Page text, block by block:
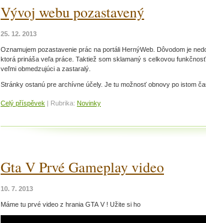
Vývoj webu pozastavený
25. 12. 2013
Oznamujem pozastavenie prác na portáli HernýWeb. Dôvodom je
ktorá prináša veľa práce. Taktiež som sklamaný s celkovou
veľmi obmedzujúci a zastaralý.
Stránky ostanú pre archívne účely. Je tu možnosť obnovy po istom
Celý příspěvek | Rubrika: Novinky
Gta V Prvé Gameplay video
10. 7. 2013
Máme tu prvé video z hrania GTA V ! Užite si ho